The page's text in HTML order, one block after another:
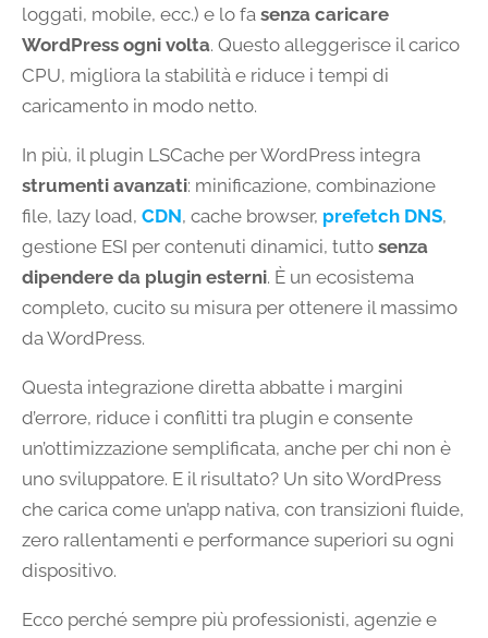
loggati, mobile, ecc.) e lo fa senza caricare
WordPress ogni volta. Questo alleggerisce il carico
CPU, migliora la stabilità e riduce i tempi di
caricamento in modo netto.
In più, il plugin LSCache per WordPress integra
strumenti avanzati: minificazione, combinazione
file, lazy load, CDN, cache browser, prefetch DNS,
gestione ESI per contenuti dinamici, tutto senza
dipendere da plugin esterni. È un ecosistema
completo, cucito su misura per ottenere il massimo
da WordPress.
Questa integrazione diretta abbatte i margini
d’errore, riduce i conflitti tra plugin e consente
un’ottimizzazione semplificata, anche per chi non è
uno sviluppatore. E il risultato? Un sito WordPress
che carica come un’app nativa, con transizioni fluide,
zero rallentamenti e performance superiori su ogni
dispositivo.
Ecco perché sempre più professionisti, agenzie e